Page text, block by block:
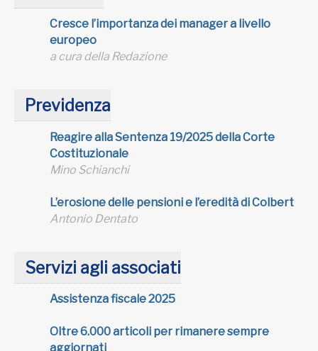
Cresce l’importanza dei manager a livello
europeo
a cura della Redazione
Previdenza
Reagire alla Sentenza 19/2025 della Corte
Costituzionale
Mino Schianchi
L’erosione delle pensioni e l’eredità di Colbert
Antonio Dentato
Servizi agli associati
Assistenza fiscale 2025
Oltre 6.000 articoli per rimanere sempre
aggiornati